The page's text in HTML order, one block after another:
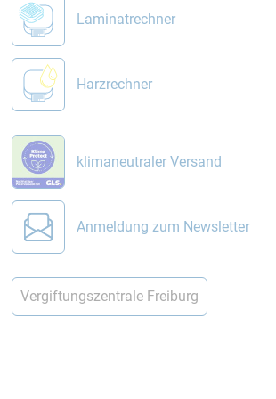
Laminatrechner
Harzrechner
klimaneutraler Versand
Anmeldung zum Newsletter
Vergiftungszentrale Freiburg